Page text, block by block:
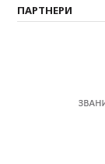
ПАРТНЕРИ